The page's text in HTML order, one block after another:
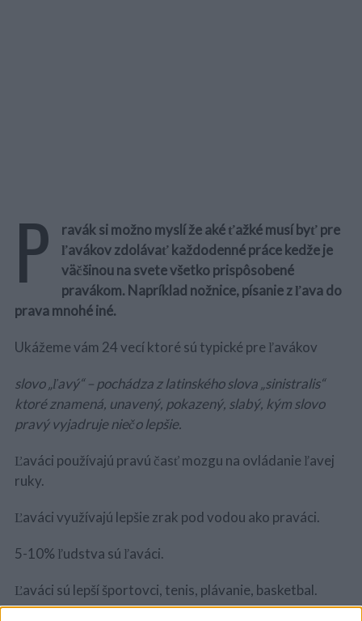
P
ravák si možno myslí že aké ťažké musí byť pre
ľavákov zdolávať každodenné práce kedže je
väčšinou na svete všetko prispôsobené
pravákom. Napríklad nožnice, písanie z ľava do
prava mnohé iné.
Ukážeme vám 24 vecí ktoré sú typické pre ľavákov
slovo „ľavý“ – pochádza z latinského slova „sinistralis“
ktoré znamená, unavený, pokazený, slabý, kým slovo
pravý vyjadruje niečo lepšie.
Ľaváci používajú pravú časť mozgu na ovládanie ľavej
ruky.
Ľaváci využívajú lepšie zrak pod vodou ako praváci.
5-10% ľudstva sú ľaváci.
Ľaváci sú lepší športovci, tenis, plávanie, basketbal.